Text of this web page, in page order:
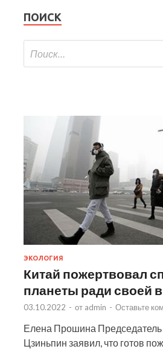
ПОИСК
ЭКОЛОГИЯ
Китай пожертвовал
планеты ради своей
03.10.2022 - от admin - Оставьте
Елена Прошина Председатель
Цзиньпин заявил, что готов